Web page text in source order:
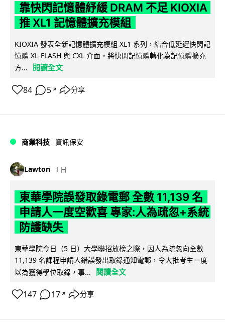
靠快閃記憶體紓緩 DRAM 不足 KIOXIA
推 XL1 記憶體擴充模組
KIOXIA 發表全新記憶體擴充模組 XL1 系列，結合低延遲快閃記
憶體 XL-FLASH 與 CXL 介面，將快閃記憶體轉化為記憶體擴充
方...
閱讀全文
84 5 ↗ 分享
商業科技 資訊保安
Lawton 1 日
東華學院誤發取錄電郵 全數 11,139 名
申請人一度空歡喜 專家:人為疏忽+系統
防護缺失
東華學院今日（5 日）大學聯招放榜之際，因人為疏忽向全數
11,139 名課程申請人錯誤發出取錄通知電郵，令大批考生一度
以為獲得學位取錄，事...
閱讀全文
147 17 ↗ 分享